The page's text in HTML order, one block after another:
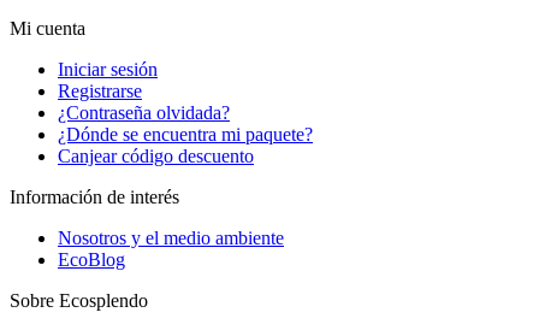
Mi cuenta
Iniciar sesión
Registrarse
¿Contraseña olvidada?
¿Dónde se encuentra mi paquete?
Canjear código descuento
Información de interés
Nosotros y el medio ambiente
EcoBlog
Sobre Ecosplendo